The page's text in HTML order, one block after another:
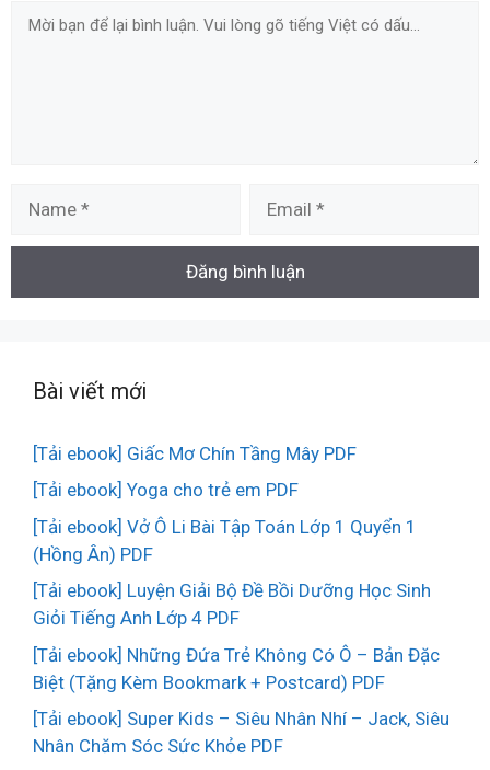
Comment
Bài viết mới
[Tải ebook] Giấc Mơ Chín Tầng Mây PDF
[Tải ebook] Yoga cho trẻ em PDF
[Tải ebook] Vở Ô Li Bài Tập Toán Lớp 1 Quyển 1
(Hồng Ân) PDF
[Tải ebook] Luyện Giải Bộ Đề Bồi Dưỡng Học Sinh
Giỏi Tiếng Anh Lớp 4 PDF
[Tải ebook] Những Đứa Trẻ Không Có Ô – Bản Đặc
Biệt (Tặng Kèm Bookmark + Postcard) PDF
[Tải ebook] Super Kids – Siêu Nhân Nhí – Jack, Siêu
Nhân Chăm Sóc Sức Khỏe PDF